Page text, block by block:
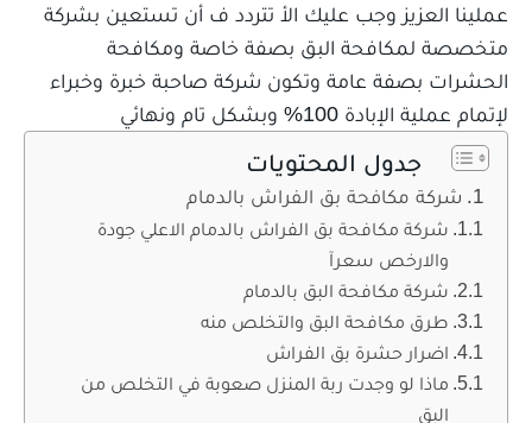
عملينا العزيز وجب عليك الأ تتردد ف أن تستعين بشركة
متخصصة لمكافحة البق بصفة خاصة ومكافحة
الحشرات بصفة عامة وتكون شركة صاحبة خبرة وخبراء
لإتمام عملية الإبادة 100% وبشكل تام ونهائي
جدول المحتويات
شركة مكافحة بق الفراش بالدمام
شركة مكافحة بق الفراش بالدمام الاعلي جودة
والارخص سعرآ
شركة مكافحة البق بالدمام
طرق مكافحة البق والتخلص منه
اضرار حشرة بق الفراش
ماذا لو وجدت ربة المنزل صعوبة في التخلص من
البق